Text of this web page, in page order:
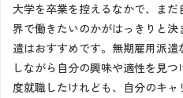
大学を卒業を控えるなかで、ま
界で働きたいのかがはっきりと
遣はおすすめです。無期雇用派
しながら自分の興味や適性を見
度就職したけれども、自分のキ